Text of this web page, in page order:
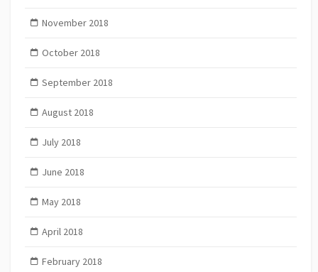
November 2018
October 2018
September 2018
August 2018
July 2018
June 2018
May 2018
April 2018
February 2018